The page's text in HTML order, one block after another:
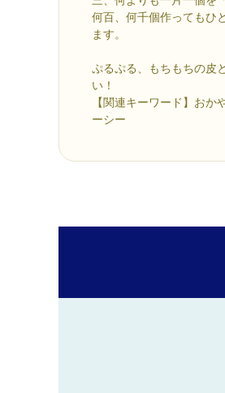
何百、何千個作ってもひ
ます。
ぷるぷる、もちもちの皮
い！
【関連キーワード】お
ーシー